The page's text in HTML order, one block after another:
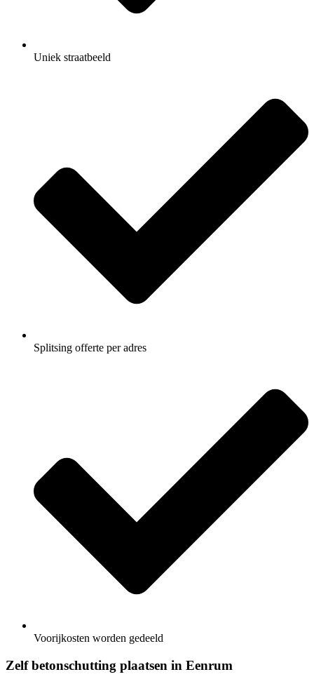
Uniek straatbeeld
Splitsing offerte per adres
Voorijkosten worden gedeeld
Zelf betonschutting plaatsen in Eenrum